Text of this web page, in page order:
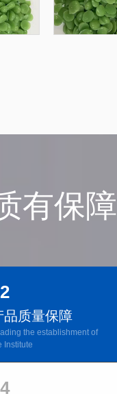
有保障
品质量保障
the establishment of
Institute